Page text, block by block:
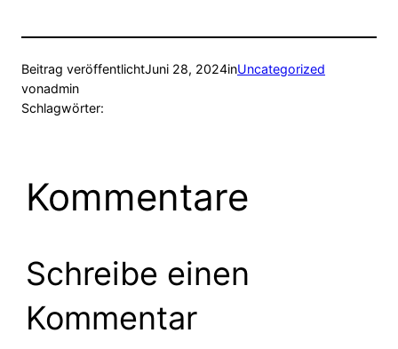
Beitrag veröffentlichtJuni 28, 2024inUncategorized
vonadmin
Schlagwörter:
Kommentare
Schreibe einen
Kommentar